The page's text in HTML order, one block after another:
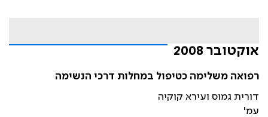
אוקטובר 2008
רפואה משלימה כטיפול במחלות דרכי הנשימה
דורית גמוס ועירא קוקיה
עמ'